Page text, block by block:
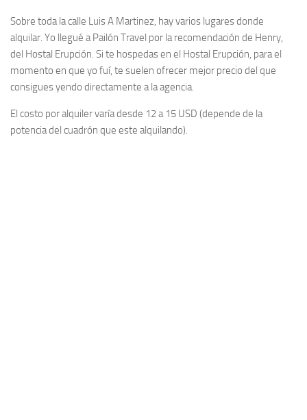
Sobre toda la calle Luis A Martinez, hay varios lugares donde
alquilar. Yo llegué a Pailón Travel por la recomendación de Henry,
del Hostal Erupción. Si te hospedas en el Hostal Erupción, para el
momento en que yo fuí, te suelen ofrecer mejor precio del que
consigues yendo directamente a la agencia.
El costo por alquiler varía desde 12 a 15 USD (depende de la
potencia del cuadrón que este alquilando).